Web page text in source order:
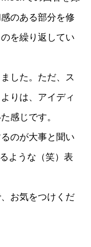
のある部分を修
を繰り返してい
した。ただ、ス
りは、アイディ
感じです。
のが大事と聞い
ような（笑）表
お気をつけくだ